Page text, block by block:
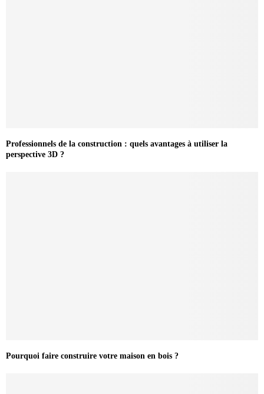
Professionnels de la construction : quels avantages à utiliser la
perspective 3D ?
Pourquoi faire construire votre maison en bois ?